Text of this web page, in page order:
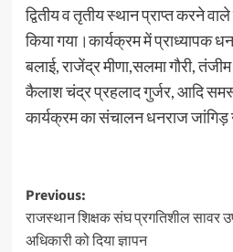
द्वितीय व तृतीय स्थान प्राप्त करने
किया गया।कार्यक्रम में प्राध्यापक
बलाई, राजेंद्र मीणा,सलमा गौरी,
कैलाश चंद्र प्रहलाद गुर्जर, आदि
कार्यक्रम का संचालन धनराज जांगिड़
Previous:
राजस्थान शिक्षक संघ प्रगतिशील सावर
अधिकारी को दिया ज्ञापन